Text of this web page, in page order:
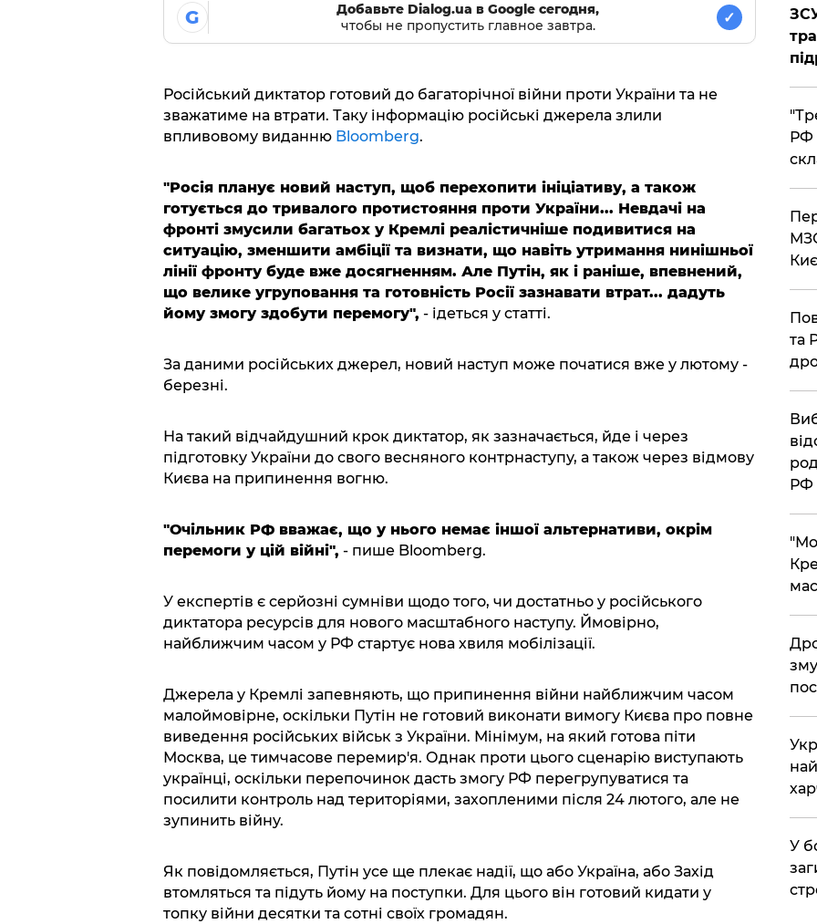
G
Добавьте Dialog.ua в Google сегодня,
чтобы не пропустить главное завтра.
✓
Російський диктатор готовий до багаторічної війни проти України та не
зважатиме на втрати. Таку інформацію російські джерела злили
впливовому виданню Bloomberg.
"Росія планує новий наступ, щоб перехопити ініціативу, а також
готується до тривалого протистояння проти України... Невдачі на
фронті змусили багатьох у Кремлі реалістичніше подивитися на
ситуацію, зменшити амбіції та визнати, що навіть утримання нинішньої
лінії фронту буде вже досягненням. Але Путін, як і раніше, впевнений,
що велике угруповання та готовність Росії зазнавати втрат... дадуть
йому змогу здобути перемогу", - ідеться у статті.
За даними російських джерел, новий наступ може початися вже у лютому -
березні.
На такий відчайдушний крок диктатор, як зазначається, йде і через
підготовку України до свого весняного контрнаступу, а також через відмову
Києва на припинення вогню.
"Очільник РФ вважає, що у нього немає іншої альтернативи, окрім
перемоги у цій війні", - пише Bloomberg.
У експертів є серйозні сумніви щодо того, чи достатньо у російського
диктатора ресурсів для нового масштабного наступу. Ймовірно,
найближчим часом у РФ стартує нова хвиля мобілізації.
Джерела у Кремлі запевняють, що припинення війни найближчим часом
малоймовірне, оскільки Путін не готовий виконати вимогу Києва про повне
виведення російських військ з України. Мінімум, на який готова піти
Москва, це тимчасове перемир'я. Однак проти цього сценарію виступають
українці, оскільки перепочинок дасть змогу РФ перегрупуватися та
посилити контроль над територіями, захопленими після 24 лютого, але не
зупинить війну.
Як повідомляється, Путін усе ще плекає надії, що або Україна, або Захід
втомляться та підуть йому на поступки. Для цього він готовий кидати у
топку війни десятки та сотні своїх громадян.
РФ
та
РФ
​У